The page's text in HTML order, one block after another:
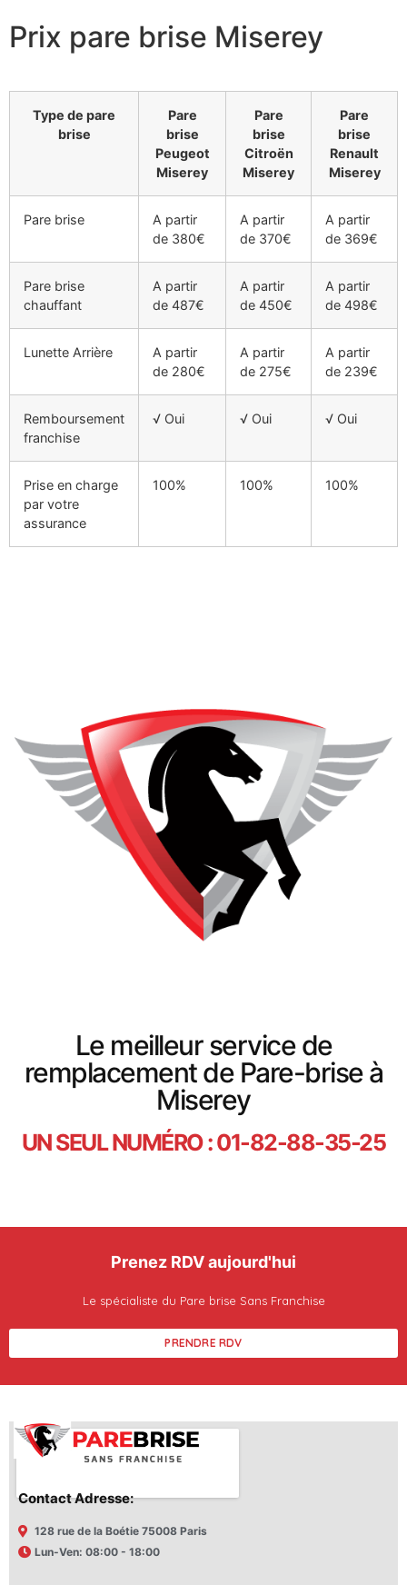
Prix pare brise Miserey
Type de pare
brise
Pare
brise
Peugeot
Miserey
Pare
brise
Citroën
Miserey
Pare
brise
Renault
Miserey
Pare brise
A partir
de 380€
A partir
de 370€
A partir
de 369€
Pare brise
chauffant
A partir
de 487€
A partir
de 450€
A partir
de 498€
Lunette Arrière
A partir
de 280€
A partir
de 275€
A partir
de 239€
Remboursement
franchise
√ Oui √ Oui √ Oui
Prise en charge
par votre
assurance
100% 100% 100%
Le meilleur service de
remplacement de Pare-brise à
Miserey
UN SEUL NUMÉRO : 01-82-88-35-25
Prenez RDV aujourd'hui
Le spécialiste du Pare brise Sans Franchise
PRENDRE RDV
Contact Adresse:
128 rue de la Boétie 75008 Paris
Lun-Ven: 08:00 - 18:00